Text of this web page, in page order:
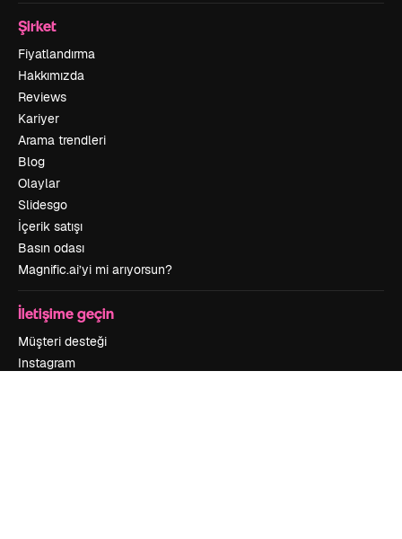
Şirket
Fiyatlandırma
Hakkımızda
Reviews
Kariyer
Arama trendleri
Blog
Olaylar
Slidesgo
İçerik satışı
Basın odası
Magnific.ai’yi mi arıyorsun?
İletişime geçin
Müşteri desteği
Instagram